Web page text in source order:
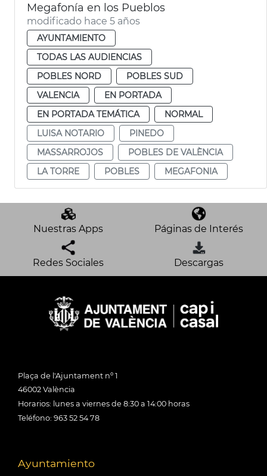
Megafonía en los Pueblos
modificado hace 5 años
AYUNTAMIENTO
TODAS LAS AUDIENCIAS
POBLES NORD
POBLES SUD
VALENCIA
EN PORTADA
EN PORTADA TEMÁTICA
NORMAL
LUISA NOTARIO
PINEDO
MASSARROJOS
POBLES DE VALÈNCIA
LA TORRE
POBLES MEGAFONIA
Nuestras Apps Páginas de Interés
Redes Sociales Descargas
Plaça de l'Ajuntament nº 1
46002 València
Horarios: lunes a viernes de 8:30 a 14:00 horas
Teléfono: 963 52 54 78
Ayuntamiento